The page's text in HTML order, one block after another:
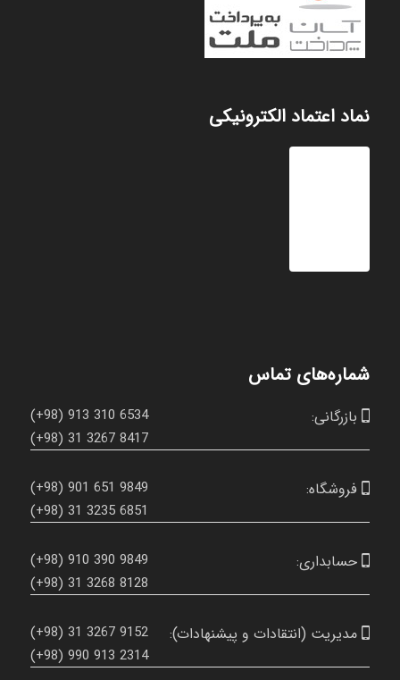
نماد اعتماد الکترونیکی
شماره‌های تماس
بازرگانی:
(+98) 913 310 6534
(+98) 31 3267 8417
فروشگاه:
(+98) 901 651 9849
(+98) 31 3235 6851
حسابداری:
(+98) 910 390 9849
(+98) 31 3268 8128
مدیریت (انتقادات و پیشنهادات):
(+98) 31 3267 9152
(+98) 990 913 2314